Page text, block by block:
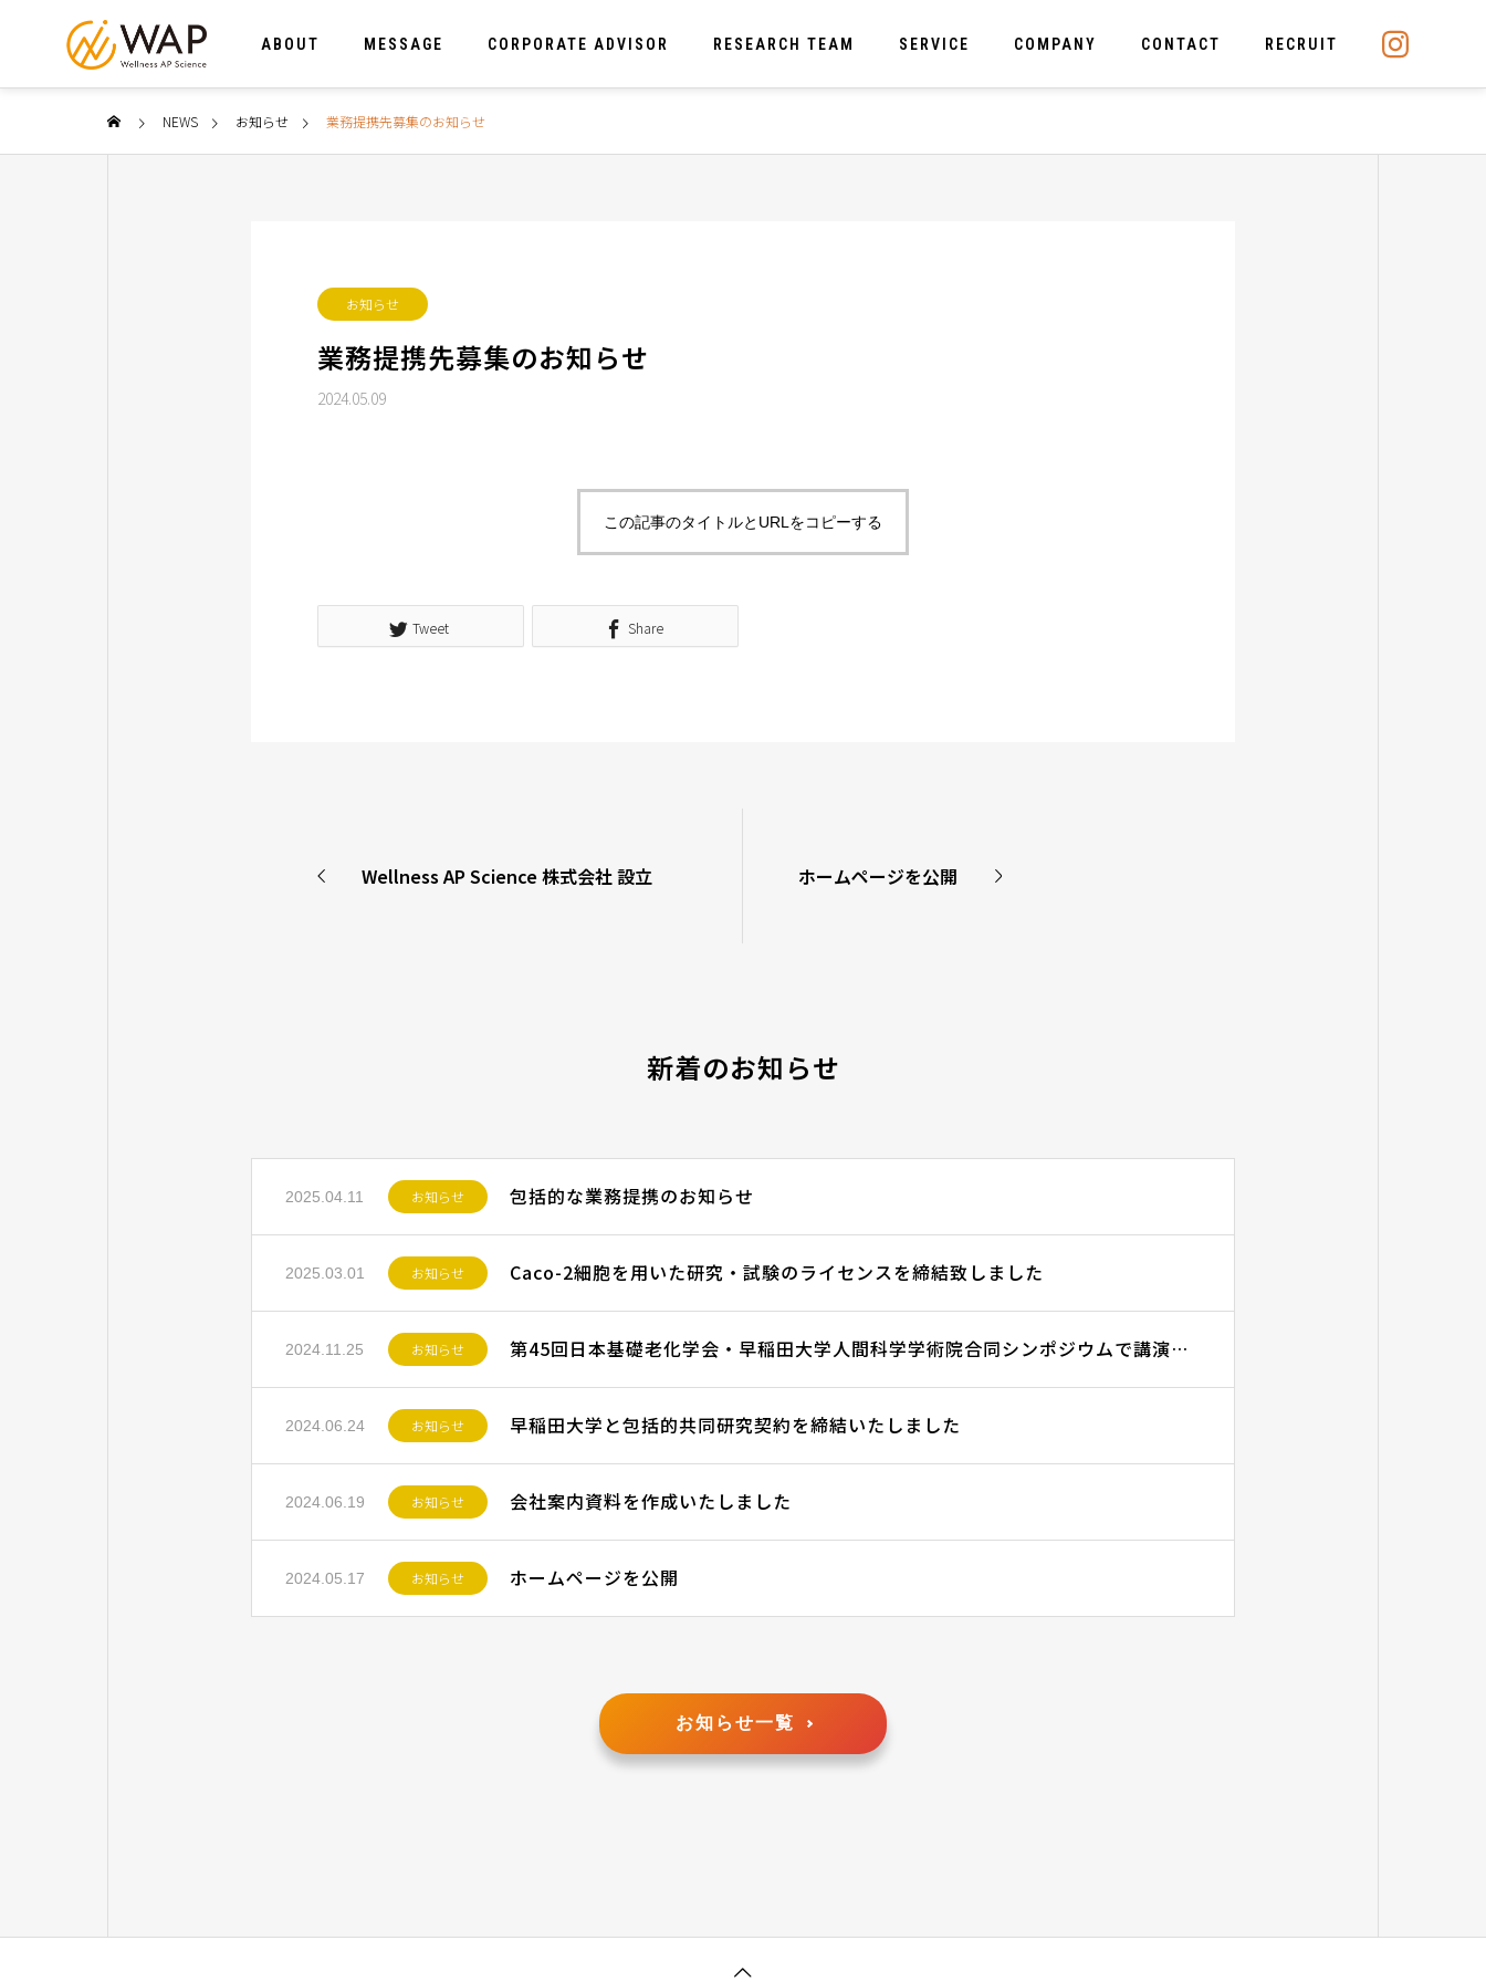
ABOUT MESSAGE CORPORATE ADVISOR RESEARCH TEAM SERVICE COMPANY CONTACT RECRUIT
NEWS お知らせ 業務提携先募集のお知らせ
お知らせ
業務提携先募集のお知らせ
2024.05.09
この記事のタイトルとURLをコピーする
Tweet Share
Wellness AP Science 株式会社 設立 ホームページを公開
新着のお知らせ
2025.04.11 お知らせ 包括的な業務提携のお知らせ
2025.03.01 お知らせ Caco-2細胞を用いた研究・試験のライセンスを締結致しました
2024.11.25 お知らせ 第45回日本基礎老化学会・早稲田大学人間科学学術院合同シンポジウムで講演しました
2024.06.24 お知らせ 早稲田大学と包括的共同研究契約を締結いたしました
2024.06.19 お知らせ 会社案内資料を作成いたしました
2024.05.17 お知らせ ホームページを公開
お知らせ一覧